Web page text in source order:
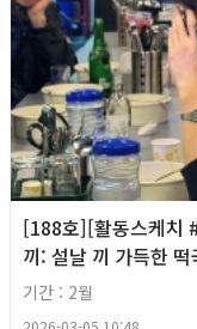
[188호][활동스케치
끼: 설날 끼 가득한 떡
기간 : 2월